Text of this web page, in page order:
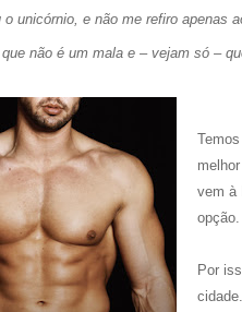
o unicórnio, e não me refiro apenas
não é um mala e – vejam só –
vem à
opção.
Por